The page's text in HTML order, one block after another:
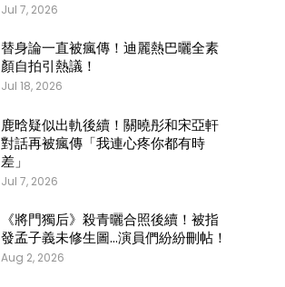
Jul 7, 2026
替身論一直被瘋傳！迪麗熱巴曬全素
顏自拍引熱議！
Jul 18, 2026
鹿晗疑似出軌後續！關曉彤和宋亞軒
對話再被瘋傳「我連心疼你都有時
差」
Jul 7, 2026
《將門獨后》殺青曬合照後續！被指
發孟子義未修生圖…演員們紛紛刪帖！
Aug 2, 2026